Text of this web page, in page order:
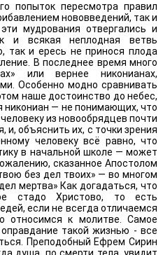
попыток пересмотра правил
нововведений, так и
мудрования отвергались и
и всякая неплодная ветвь
так и ересь не принося плода
В последнее время много
или вернее никонианах,
Особенно модно сравнивать
наше достоинство до небес,
никониан — не понимающих, что
из новообрядцев почти
и, объяснить их, с точки зрения
человеку всё равно, что
в начальной школе — может
сказанное Апостолом
без дел твоих» — во многом
мертва» Как догадаться, что
стадо Христово, то есть
если не всегда отличаемся
относимся к молитве. Самое
такой жизнью - все
Преподобный Ефрем Сирин